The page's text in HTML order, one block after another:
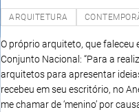
ARQUITETURA
O próprio arquiteto, que faleceu
Conjunto Nacional: “Para a
arquitetos para apresentar
recebeu em seu escritório, no
me chamar de ‘menino’ por